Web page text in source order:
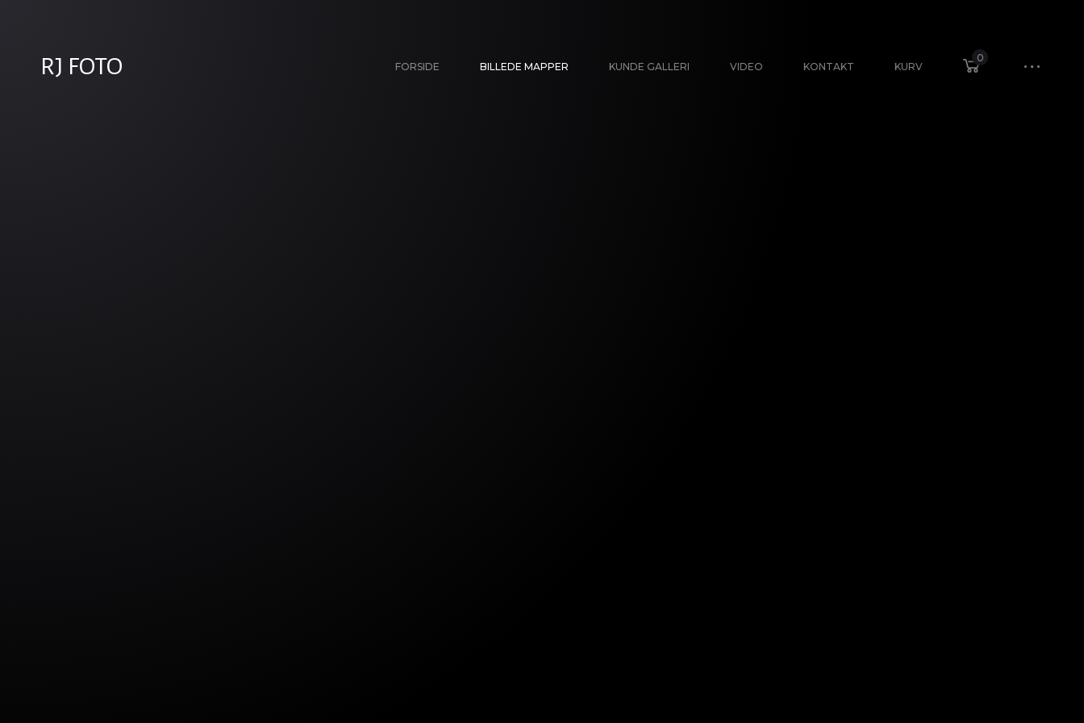
RJ FOTO FORSIDE BILLEDE MAPPER KUNDE GALLERI VIDEO KONTAKT KURV
0